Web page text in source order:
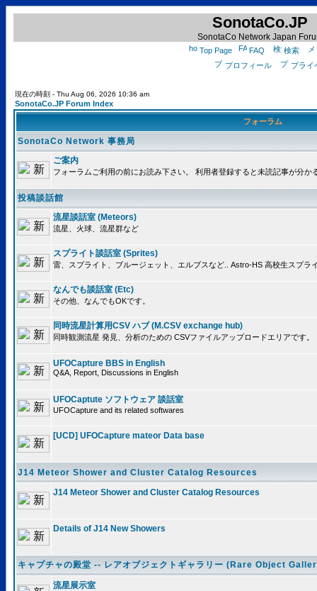
SonotaCo.JP
SonotaCo Network Japan
Top Page FAQ
検索
プロフィール
プライ
現在の時刻 - Thu Aug 06, 2026 10:36 am
SonotaCo.JP Forum Index
フォーラム
SonotaCo Network 事務局
ご案内
フォーラムご利用の前にお読み下さい。 利用者登録すると未読記事が分か
投稿談話館
流星談話室 (Meteors)
流星、火球、流星群など
スプライト談話室 (Sprites)
雷、スプライト、ブルージェット、エルブスなど.. Astro-HS 高校生スプラ
なんでも談話室 (Etc)
その他、なんでもOKです。
同時流星計算用CSV ハブ (M.CSV exchange hub)
同時観測流星 発見、分析のための CSVファイルアップロードエリアです。
UFOCapture BBS in English
Q&A, Report, Discussions in English
UFOCaptute ソフトウェア 談話室
UFOCapture and its related softwares
[UCD] UFOCapture mateor Data base
J14 Meteor Shower and Cluster Catalog Resources
J14 Meteor Shower and Cluster Catalog Resources
Details of J14 New Showers
キャプチャの殿堂 -- レアオブジェクトギャラリー (Rare Object
流星展示室